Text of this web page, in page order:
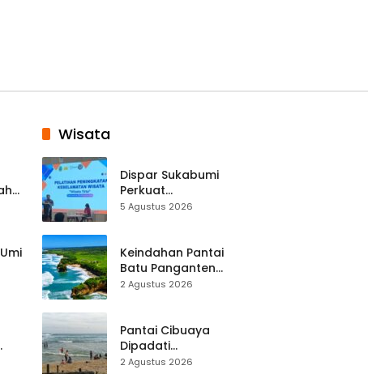
Wisata
Dispar Sukabumi
Perkuat
Keselamatan
Mitigasi hingga
Teknik Evakuasi
5 Agustus 2026
Keindahan Pantai
Batu Panganten
Mulai Dilirik
2 Agustus 2026
Pantai Cibuaya
Dipadati
Wisatawan,
2 Agustus 2026